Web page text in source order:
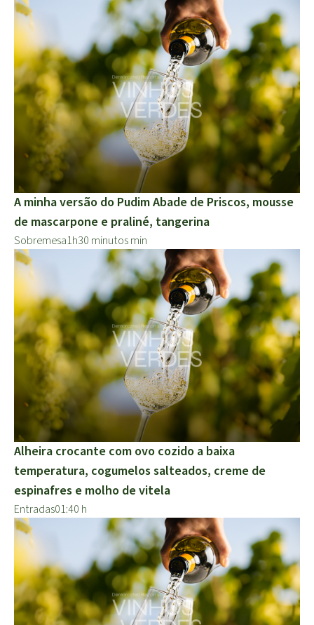
A minha versão do Pudim Abade de Priscos, mousse
de mascarpone e praliné, tangerina
Sobremesa1h30 minutos min
Alheira crocante com ovo cozido a baixa
temperatura, cogumelos salteados, creme de
espinafres e molho de vitela
Entradas01:40 h